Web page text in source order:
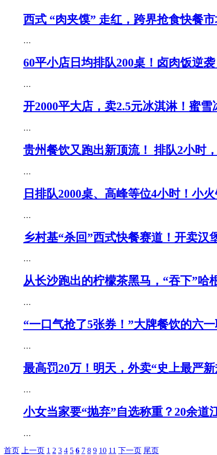
西式 “肉夹馍” 走红，跨界抢食快餐
…
60平小店日均排队200桌！卤肉饭逆
…
开2000平大店，卖2.5元冰淇淋！蜜
…
贵州餐饮又跑出新顶流！ 排队2小时
…
日排队2000桌、高峰等位4小时！小
…
乡村基“杀回”西式快餐赛道！开卖
…
从长沙跑出的柠檬茶黑马，“吞下”哈
…
“一口气抢了5张券！”大牌餐饮的六
…
最高罚20万！明天，外卖“史上最严
…
小女当家要“抛弃”自选称重？20余
…
首页 上一页 1 2 3 4 5 6 7 8 9 10 11 下一页 尾页